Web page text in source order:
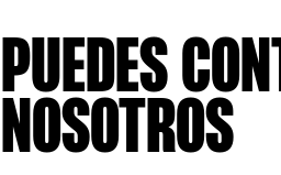
PUEDES
NOSOTROS